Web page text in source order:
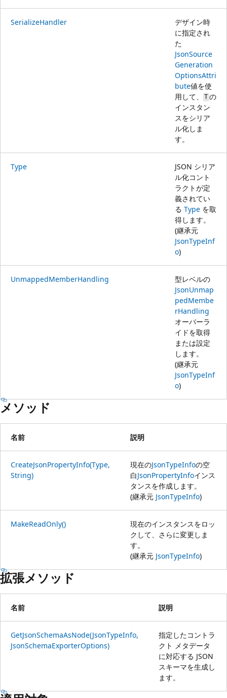
SerializeHandler
デザイン時
に指定され
た
JsonSource
Generation
OptionsAttri
bute値を使
用して、
Tの
インスタン
スをシリア
ル化しま
す。
Type
JSON シリア
ル化コント
ラクトが定
義されてい
る Type を取
得します。
(継承元
JsonTypeInf
o)
UnmappedMemberHandling
型レベルの
JsonUnmap
pedMembe
rHandling
オーバーラ
イドを取得
または設定
します。
(継承元
JsonTypeInf
o)
メソッド
名前 説明
CreateJsonPropertyInfo(Type,
String)
現在のJsonTypeInfoの空
白JsonPropertyInfoインス
タンスを作成します。
(継承元 JsonTypeInfo)
MakeReadOnly()
現在のインスタンスをロッ
クして、さらに変更しま
す。
(継承元 JsonTypeInfo)
拡張メソッド
名前 説明
GetJsonSchemaAsNode(JsonTypeInfo,
JsonSchemaExporterOptions)
指定したコントラ
クト メタデータ
に対応する JSON
スキーマを生成し
ます。